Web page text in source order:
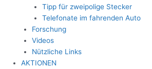
Tipp für zweipolige Stecker
Telefonate im fahrenden Auto
Forschung
Videos
Nützliche Links
AKTIONEN